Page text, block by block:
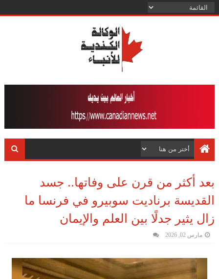
بعد أكثر من قرن على وفاتها.. جسد
القديسة برناديت سوبيرو في فرنسا ما
زال يثير جدلًا بين العلم والإيمان
مارس 02, 2026